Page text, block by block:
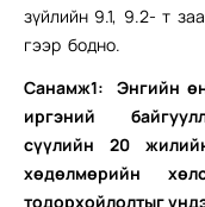
зүйлийн 9.1, 9.2- т
гээр бодно.
Санамж1: Энгийн
иргэний
сүүлийн 20
хөдөлмөрийн
тодорхойлолтыг